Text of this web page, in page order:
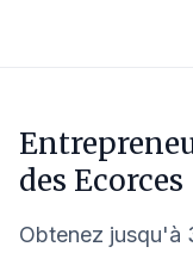
des Ecorces
Obtenez jusqu'à